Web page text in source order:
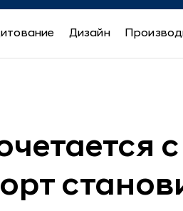
Дизайн